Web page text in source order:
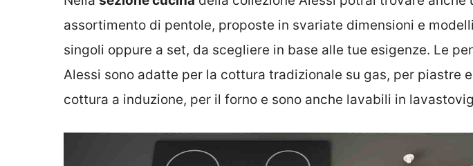
assortimento di pentole, proposte in svariate dimensioni e
singoli oppure a set, da scegliere in base alle tue esigenze. Le
Alessi sono adatte per la cottura tradizionale su gas, per piastre
cottura a induzione, per il forno e sono anche lavabili in